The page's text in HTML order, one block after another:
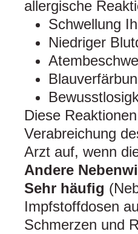
allergische
Schwellung
Niedriger
Diese
Verabreichung
Arzt auf, wenn
Andere
Sehr häufig
Impfstoffdosen
Schmerzen und